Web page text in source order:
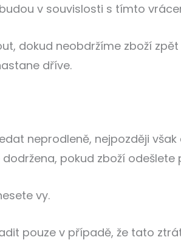
v souvislosti s tímto
dokud neobdržíme zboží
dříve.
neprodleně, nejpozději
pokud zboží
vy.
pouze v případě, že tato